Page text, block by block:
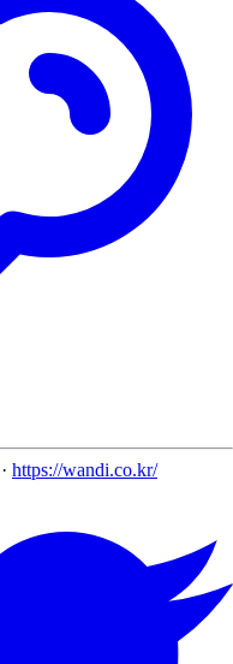
· https://wandi.co.kr/